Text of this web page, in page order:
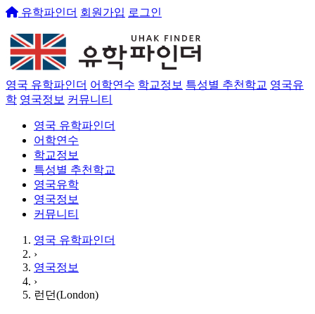
유학파인더 회원가입 로그인
영국 유학파인더 어학연수 학교정보 특성별 추천학교 영국유
학 영국정보 커뮤니티
영국 유학파인더
어학연수
학교정보
특성별 추천학교
영국유학
영국정보
커뮤니티
영국 유학파인더
›
영국정보
›
런던(London)